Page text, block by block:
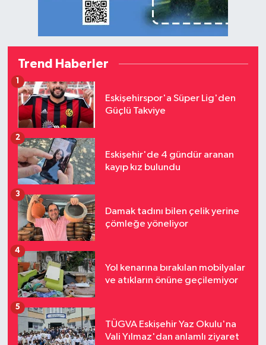
Trend Haberler
Eskişehirspor'a Süper Lig'den
Güçlü Takviye
1
Eskişehir'de 4 gündür aranan
kayıp kız bulundu
2
Damak tadını bilen çelik yerine
çömleğe yöneliyor
3
Yol kenarına bırakılan mobilyalar
ve atıkların önüne geçilemiyor
4
TÜGVA Eskişehir Yaz Okulu'na
Vali Yılmaz'dan anlamlı ziyaret
5